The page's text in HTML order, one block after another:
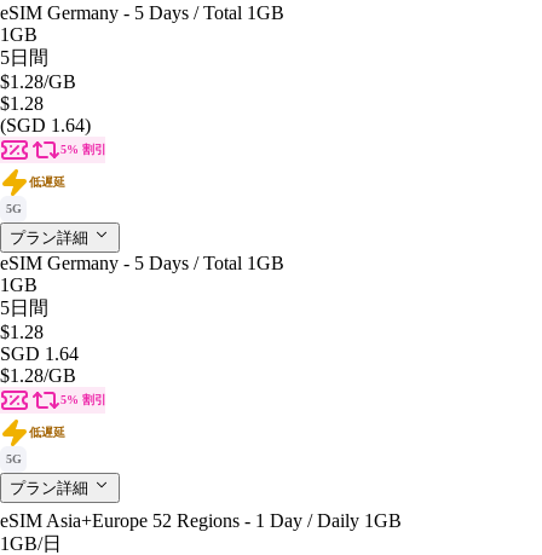
eSIM Germany - 5 Days / Total 1GB
1GB
5日間
$1.28/GB
$1.28
(SGD 1.64)
5% 割引
低遅延
5G
プラン詳細
eSIM Germany - 5 Days / Total 1GB
1GB
5日間
$1.28
SGD 1.64
$1.28/GB
5% 割引
低遅延
5G
プラン詳細
eSIM Asia+Europe 52 Regions - 1 Day / Daily 1GB
1GB/日